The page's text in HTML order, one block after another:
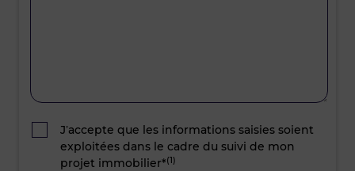
J’accepte que les informations saisies soient
exploitées dans le cadre du suivi de mon
projet immobilier*(1)